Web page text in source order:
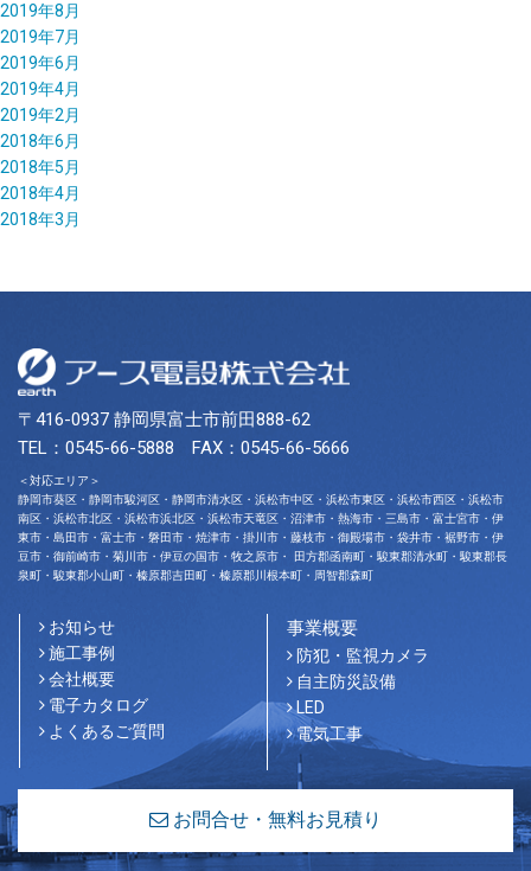
2019年8月
2019年7月
2019年6月
2019年4月
2019年2月
2018年6月
2018年5月
2018年4月
2018年3月
〒416-0937 静岡県富士市前田888-62
TEL：0545-66-5888 FAX：0545-66-5666
＜対応エリア＞
静岡市葵区・静岡市駿河区・静岡市清水区・浜松市中区・浜松市東区・浜松市西区・浜松市
南区・浜松市北区・浜松市浜北区・浜松市天竜区・沼津市・熱海市・三島市・富士宮市・伊
東市・島田市・富士市・磐田市・焼津市・掛川市・藤枝市・御殿場市・袋井市・裾野市・伊
豆市・御前崎市・菊川市・伊豆の国市・牧之原市・ 田方郡函南町・駿東郡清水町・駿東郡長
泉町・駿東郡小山町・榛原郡吉田町・榛原郡川根本町・周智郡森町
お知らせ
施工事例
会社概要
電子カタログ
よくあるご質問
事業概要
防犯・監視カメラ
自主防災設備
LED
電気工事
お問合せ・無料お見積り